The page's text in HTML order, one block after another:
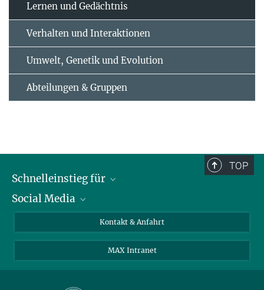
Lernen und Gedächtnis
Verhalten und Interaktionen
Umwelt, Genetik und Evolution
Abteilungen & Gruppen
TOP
Schnelleinstieg für
Journalist*innen
Bewerbende
Social Media
Instagram
LinkedIn
Kontakt & Anfahrt
MAX Intranet